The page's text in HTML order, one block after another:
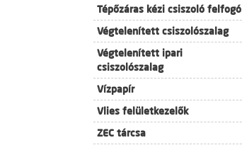
Tépőzáras kézi csiszoló felfogó
Végtelenített csiszolószalag
Végtelenített ipari
csiszolószalag
Vízpapír
Vlies felületkezelők
ZEC tárcsa